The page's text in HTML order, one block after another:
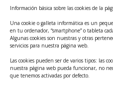
Información básica sobre las cookies de la
Una cookie o galleta informática es un
en tu ordenador, “smartphone” o tableta
Algunas cookies son nuestras y otras
servicios para nuestra página web.
Las cookies pueden ser de varios tipos: las
nuestra página web pueda funcionar, no
que tenemos activadas por defecto.
Tecnológicos 2ª ed.
Ayudas INFO para el
innovadoras con potencial
Convocatoria Cheque de
para la contratación de
Competitividad